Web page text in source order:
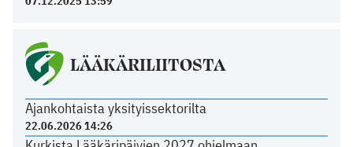
LÄÄKÄRILIITOSTA
Ajankohtaista yksityissektorilta
22.06.2026 14:26